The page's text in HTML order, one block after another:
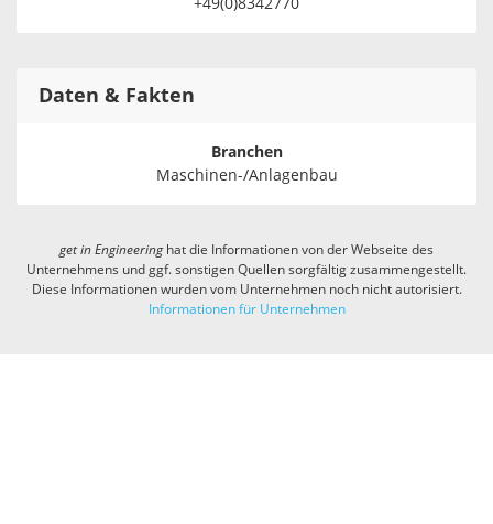
Daten & Fakten
Branchen
Maschinen-/Anlagenbau
get in Engineeringhat die Informationen von der Webseite des
Unternehmens und ggf. sonstigen Quellen sorgfältig zusammengestellt.
Diese Informationen wurden vom Unternehmen noch nicht autorisiert.
Informationen für Unternehmen